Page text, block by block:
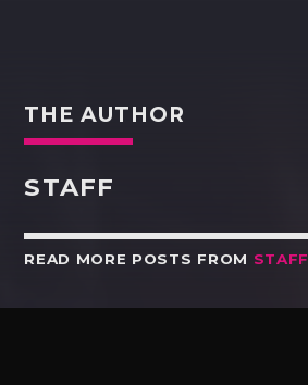
THE AUTHOR
STAFF
READ MORE POSTS FROM STAFF